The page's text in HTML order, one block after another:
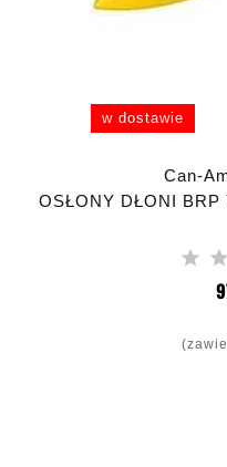
w dostawie
Can-
OSŁONY DŁONI BRP